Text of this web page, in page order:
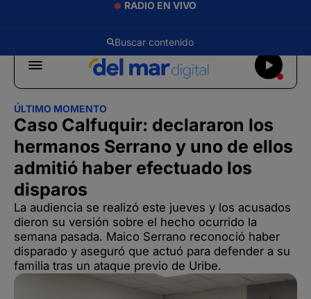
RADIO EN VIVO
ÚLTIMO MOMENTO
Caso Calfuquir: declararon los
hermanos Serrano y uno de ellos
admitió haber efectuado los
disparos
La audiencia se realizó este jueves y los acusados
dieron su versión sobre el hecho ocurrido la
semana pasada. Maico Serrano reconoció haber
disparado y aseguró que actuó para defender a su
familia tras un ataque previo de Uribe.